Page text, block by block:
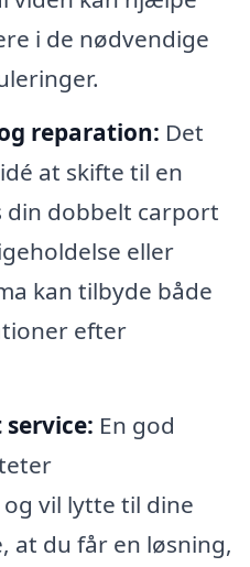
i de nødvendige
reparation: Det
at skifte til en
din dobbelt carport
eller
kan tilbyde både
efter
En god
vil lytte til dine
at du får en løsning,